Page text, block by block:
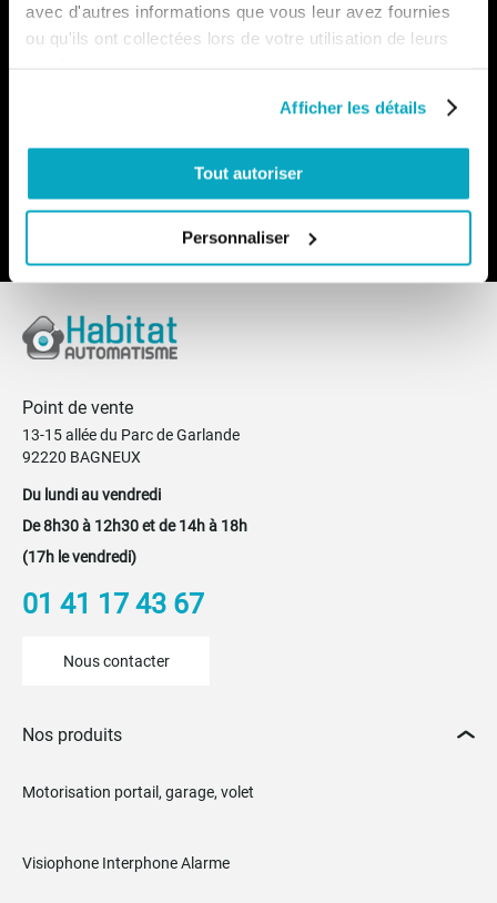
avec d'autres informations que vous leur avez fournies
ou qu'ils ont collectées lors de votre utilisation de leurs
Afficher les détails
Tout autoriser
Personnaliser
Notre newsletter
notre
d’information
Point de vente
13-15 allée du Parc de Garlande
92220 BAGNEUX
Du lundi au vendredi
De 8h30 à 12h30 et de 14h à 18h
(17h le vendredi)
01 41 17 43 67
Nous contacter
Nos produits
Motorisation portail, garage, volet
Visiophone Interphone Alarme